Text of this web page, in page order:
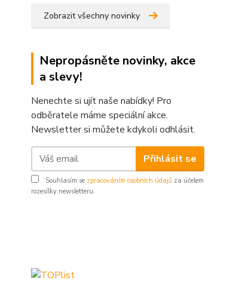
Zobrazit všechny novinky
Nepropásněte novinky, akce
a slevy!
Nenechte si ujít naše nabídky! Pro
odběratele máme speciální akce.
Newsletter si můžete kdykoli odhlásit.
Přihlásit se
Souhlasím se zpracováním osobních údajů za účelem
rozesílky newsletteru.